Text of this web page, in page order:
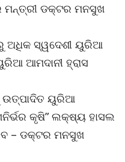
ମନ୍ତ୍ରୀ ଡକ୍ଟର ମନସୁଖ
ଅଧିକ ସ୍ୱଦେଶୀ ୟୁରିଆ
ଆମଦାନୀ ହ୍ରାସ
ଉତ୍ପାଦିତ ୟୁରିଆ
କୃଷି” ଲକ୍ଷ୍ୟ ହାସଲ
– ଡକ୍ଟର ମନସୁଖ